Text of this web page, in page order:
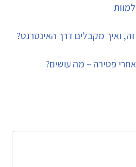
ואיך מקבלים דרך האינטרנט?
פטירה – מה עושים?